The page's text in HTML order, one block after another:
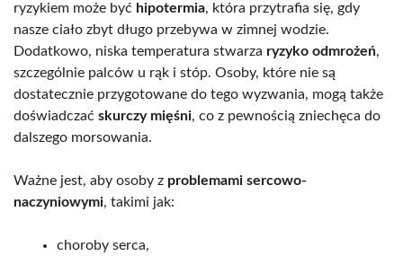
ryzykiem może być hipotermia, która przytrafia się, gdy
nasze ciało zbyt długo przebywa w zimnej wodzie.
Dodatkowo, niska temperatura stwarza ryzyko odmrożeń,
szczególnie palców u rąk i stóp. Osoby, które nie są
dostatecznie przygotowane do tego wyzwania, mogą także
doświadczać skurczy mięśni, co z pewnością zniechęca do
dalszego morsowania.
Ważne jest, aby osoby z problemami sercowo-
naczyniowymi, takimi jak:
choroby serca,